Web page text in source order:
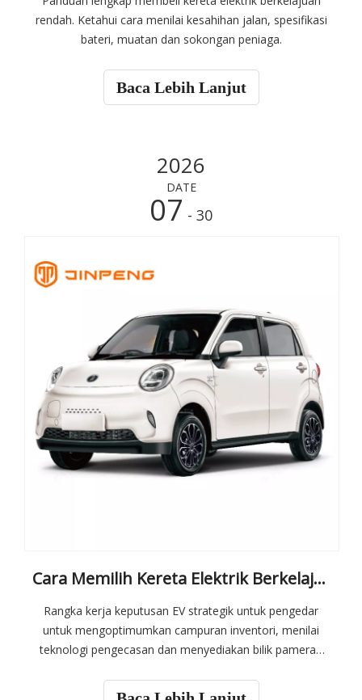
rendah. Ketahui cara menilai kesahihan jalan, spesifikasi
bateri, muatan dan sokongan peniaga.
Baca Lebih Lanjut
2026
DATE
07 - 30
Cara Memilih Kereta Elektrik Berkelajuan Tinggi untuk Bilik Pameran Peniaga
Rangka kerja keputusan EV strategik untuk pengedar
untuk mengoptimumkan campuran inventori, menilai
teknologi pengecasan dan menyediakan bilik pameran